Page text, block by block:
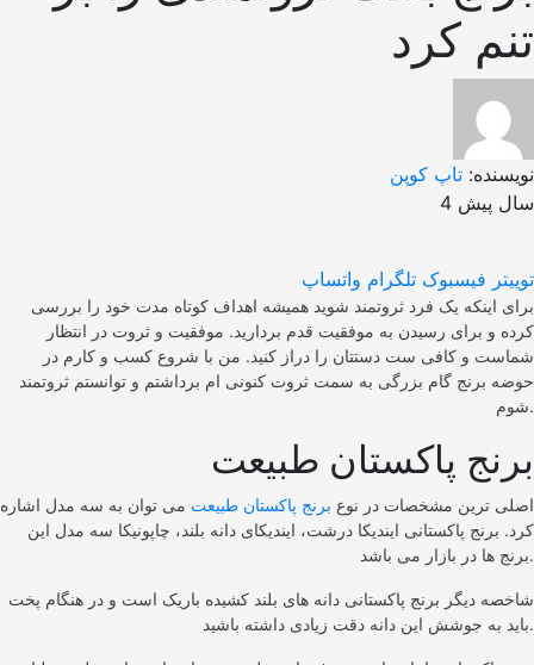
تنم کرد
نویسنده: تاپ کوپن
4 سال پیش
توییتر فیسبوک تلگرام واتساپ
برای اینکه یک فرد ثروتمند شوید همیشه اهداف کوتاه مدت خود را بررسی
کرده و برای رسیدن به موفقیت قدم بردارید. موفقیت و ثروت در انتظار
شماست و کافی ست دستتان را دراز کنید. من با شروع کسب و کارم در
حوضه برنج گام بزرگی به سمت ثروت کنونی ام برداشتم و توانستم ثروتمند
شوم.
برنج پاکستان طبیعت
اصلی ترین مشخصات در نوع برنج پاکستان طبیعت می توان به سه مدل اشاره
کرد. برنج پاکستانی ایندیکا درشت، ایندیکای دانه بلند، چاپونیکا سه مدل این
برنج ها در بازار می باشد.
شاخصه دیگر برنج پاکستانی دانه های بلند کشیده باریک است و در هنگام پخت
باید به جوشش این دانه دقت زیادی داشته باشید.